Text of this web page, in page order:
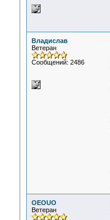
Владислав
Ветеран
Сообщений: 2486
OEOUO
Ветеран